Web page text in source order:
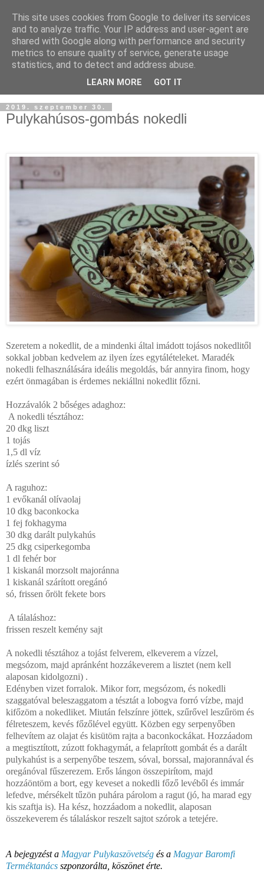
2019. szeptember 30.
Pulykahúsos-gombás nokedli
Szeretem a nokedlit, de a mindenki által imádott tojásos nokedlitől
sokkal jobban kedvelem az ilyen ízes egytálételeket. Maradék
nokedli felhasználására ideális megoldás, bár annyira finom, hogy
ezért önmagában is érdemes nekiállni nokedlit főzni.
Hozzávalók 2 bőséges adaghoz:
A nokedli tésztához:
20 dkg liszt
1 tojás
1,5 dl víz
ízlés szerint só
A raguhoz:
1 evőkanál olívaolaj
10 dkg baconkocka
1 fej fokhagyma
30 dkg darált pulykahús
25 dkg csiperkegomba
1 dl fehér bor
1 kiskanál morzsolt majoránna
1 kiskanál szárított oregánó
só, frissen őrölt fekete bors
A tálaláshoz:
frissen reszelt kemény sajt
A nokedli tésztához a tojást felverem, elkeverem a vízzel,
megsózom, majd apránként hozzákeverem a lisztet (nem kell
alaposan kidolgozni) .
Edényben vizet forralok. Mikor forr, megsózom, és nokedli
szaggatóval beleszaggatom a tésztát a lobogva forró vízbe, majd
kifőzöm a nokedliket. Miután felszínre jöttek, szűrővel leszűröm és
félreteszem, kevés főzőlével együtt. Közben egy serpenyőben
felhevítem az olajat és kisütöm rajta a baconkockákat. Hozzáadom
a megtisztított, zúzott fokhagymát, a felaprított gombát és a darált
pulykahúst is a serpenyőbe teszem, sóval, borssal, majorannával és
oregánóval fűszerezem. Erős lángon összepirítom, majd
hozzáöntöm a bort, egy keveset a nokedli főző levéből és immár
lefedve, mérsékelt tűzön puhára párolom a ragut (jó, ha marad egy
kis szaftja is). Ha kész, hozzáadom a nokedlit, alaposan
összekeverem és tálaláskor reszelt sajtot szórok a tetejére.
A bejegyzést a Magyar Pulykaszövetség és a Magyar Baromfi
Terméktanács szponzorálta, köszönet érte.
This site uses cookies from Google to deliver its services
and to analyze traffic. Your IP address and user-agent are
shared with Google along with performance and security
metrics to ensure quality of service, generate usage
statistics, and to detect and address abuse.
LEARN MORE GOT IT